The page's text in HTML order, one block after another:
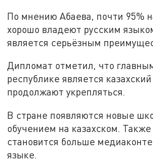
По мнению Абаева, почти 95%
хорошо владеют русским
является серьёзным
Дипломат отметил, что
республике является
продолжают укрепляться.
В стране появляются новые
обучением на казахском.
становится больше
языке.